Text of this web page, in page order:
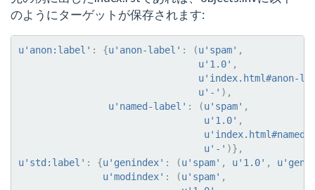
のようにターゲットが保存されます:
u'anon:label' : {u'anon-label' : (u'spam' ,
u'1.0' ,
u'index.html#anon-
u'-' ),
u'named-label' : (u'spam' ,
u'1.0' ,
u
u'-' )},
u'std:label' : {u'genindex' : (u'spam' , u'1.0' , u
u'modindex' : (u'spam' ,